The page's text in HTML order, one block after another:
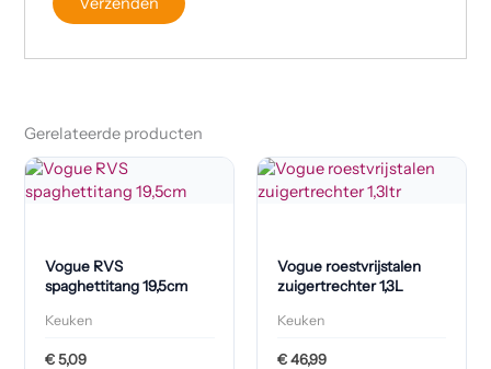
Gerelateerde producten
Vogue RVS
spaghettitang 19,5cm
Keuken
€5,09
Vogue roestvrijstalen
zuigertrechter 1,3L
Keuken
€46,99